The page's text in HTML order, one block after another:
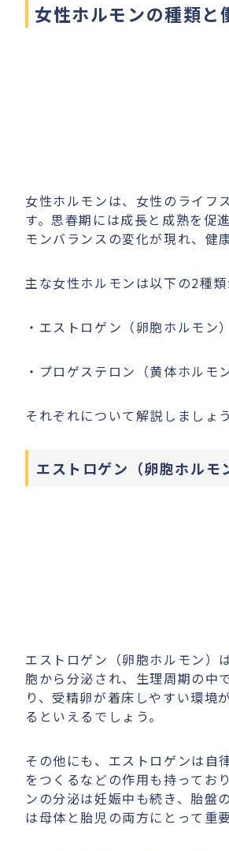
女性ホルモンの種類と
女性ホルモンは、女性のライフ
す。思春期には成長と成熟を促
モンバランスの変化が現れ、健
主な女性ホルモンは以下の2種類
・エストロゲン（卵胞ホルモン）
・プロゲステロン（黄体ホルモン
それぞれについて解説しましょう
エストロゲン（卵胞ホルモ
エストロゲン（卵胞ホルモン）
胞から分泌され、生理周期の中
り、受精卵が着床しやすい環境
るといえるでしょう。
その他にも、エストロゲンは自
をつくるなどの作用も持ってお
ンの分泌は妊娠中も続き、胎盤
は母体と胎児の両方にとって重要